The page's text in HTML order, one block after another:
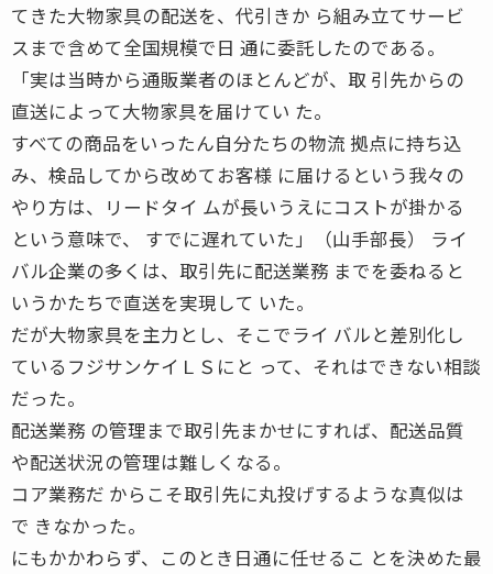
てきた大物家具の配送を、代引きか ら組み立てサービ
スまで含めて全国規模で日 通に委託したのである。
「実は当時から通販業者のほとんどが、取 引先からの
直送によって大物家具を届けてい た。
すべての商品をいったん自分たちの物流 拠点に持ち込
み、検品してから改めてお客様 に届けるという我々の
やり方は、リードタイ ムが長いうえにコストが掛かる
という意味で、 すでに遅れていた」（山手部長） ライ
バル企業の多くは、取引先に配送業務 までを委ねると
いうかたちで直送を実現して いた。
だが大物家具を主力とし、そこでライ バルと差別化し
ているフジサンケイＬＳにと って、それはできない相談
だった。
配送業務 の管理まで取引先まかせにすれば、配送品質
や配送状況の管理は難しくなる。
コア業務だ からこそ取引先に丸投げするような真似は
で きなかった。
にもかかわらず、このとき日通に任せるこ とを決めた最